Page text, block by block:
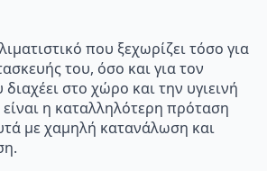
που ξεχωρίζει τόσο για
του, όσο και για τον
στο χώρο και την υγιεινή
η καταλληλότερη πρόταση
με χαμηλή κατανάλωση και